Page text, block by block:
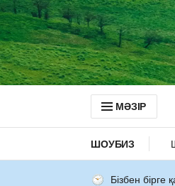
МӘЗІР
ШОУБИЗ
Бізбен бірге